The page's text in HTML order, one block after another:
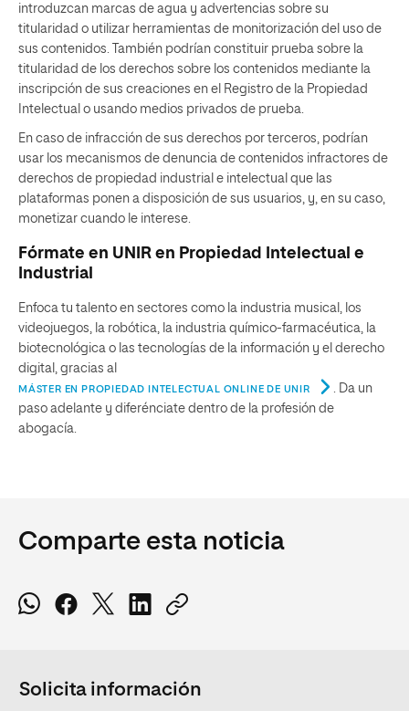
introduzcan marcas de agua y advertencias sobre su
titularidad o utilizar herramientas de monitorización del uso de
sus contenidos. También podrían constituir prueba sobre la
titularidad de los derechos sobre los contenidos mediante la
inscripción de sus creaciones en el Registro de la Propiedad
Intelectual o usando medios privados de prueba.
En caso de infracción de sus derechos por terceros, podrían
usar los mecanismos de denuncia de contenidos infractores de
derechos de propiedad industrial e intelectual que las
plataformas ponen a disposición de sus usuarios, y, en su caso,
monetizar cuando le interese.
Fórmate en UNIR en Propiedad Intelectual e
Industrial
Enfoca tu talento en sectores como la industria musical, los
videojuegos, la robótica, la industria químico-farmacéutica, la
biotecnológica o las tecnologías de la información y el derecho
digital, gracias al
MÁSTER EN PROPIEDAD INTELECTUAL ONLINE DE UNIR
. Da un
paso adelante y diferénciate dentro de la profesión de
abogacía.
Comparte esta noticia
Solicita información